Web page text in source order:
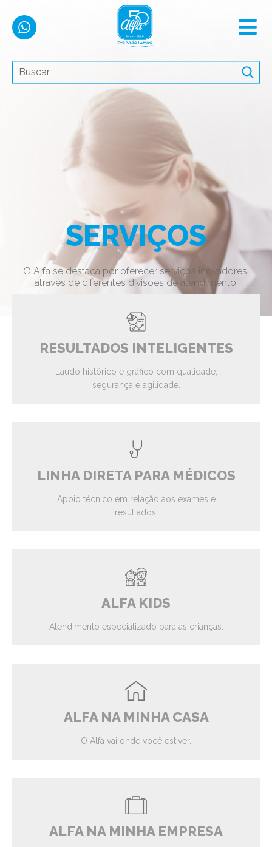
SERVIÇOS
O Alfa se destaca por oferecer serviços inovadores,
através de diferentes divisões de atendimento.
RESULTADOS INTELIGENTES
Laudo histórico e gráfico com qualidade,
segurança e agilidade.
LINHA DIRETA PARA MÉDICOS
Apoio técnico em relação aos exames e
resultados.
ALFA KIDS
Atendimento especializado para as crianças.
ALFA NA MINHA CASA
O Alfa vai onde você estiver.
ALFA NA MINHA EMPRESA